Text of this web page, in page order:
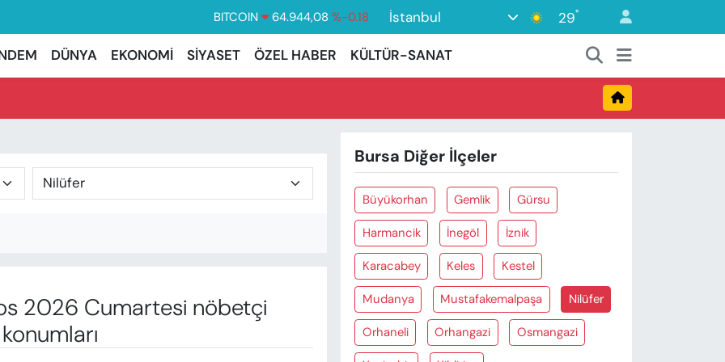
BITCOIN 64.944,08 %-0.18
DOLAR
47,7436
%0.18
EURO
55,2510 %0.32
%-14
İstanbul 29°
DÜNYA EKONOMİ SİYASET ÖZEL HABER KÜLTÜR-SANAT
2026 Cumartesi nöbetçi
Bursa Diğer İlçeler
Büyükorhan Gemlik Gürsu
Harmancik İnegöl İznik
Karacabey Keles Kestel
Mudanya Mustafakemalpaşa Nilüfer
Orhaneli Orhangazi Osmangazi